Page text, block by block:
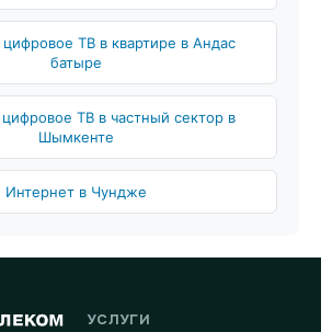
ТВ в квартире в Андас
батыре
ТВ в частный сектор в
Шымкенте
Интернет в Чундже
УСЛУГИ